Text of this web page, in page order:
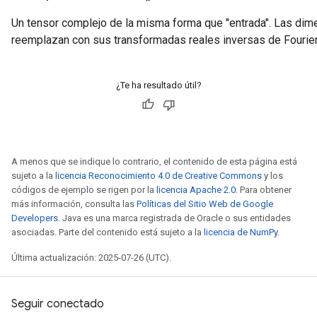
Un tensor complejo de la misma forma que "entrada". Las
reemplazan con sus transformadas reales inversas de
¿Te ha resultado útil?
A menos que se indique lo contrario, el contenido de esta página está
sujeto a la licencia Reconocimiento 4.0 de Creative Commons y los
códigos de ejemplo se rigen por la licencia Apache 2.0. Para obtener
más información, consulta las Políticas del Sitio Web de Google
Developers. Java es una marca registrada de Oracle o sus entidades
asociadas. Parte del contenido está sujeto a la licencia de NumPy.
Última actualización: 2025-07-26 (UTC).
Seguir conectado